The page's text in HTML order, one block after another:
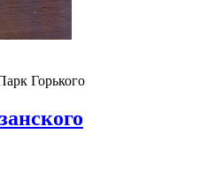
Горького